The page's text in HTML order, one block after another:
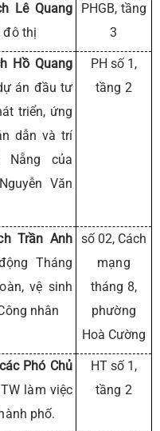
Lê Quang
đô thị
PHGB, tầng
3
Hồ Quang
án đầu tư
triển, ứng
dẫn và trí
của
Văn
PH số 1,
tầng 2
Trần Anh
Tháng
vệ sinh
nhân
số 02, Cách
mạng
tháng 8,
phường
Hoà Cường
Phó Chủ
làm việc
phố.
HT số 1,
tầng 2